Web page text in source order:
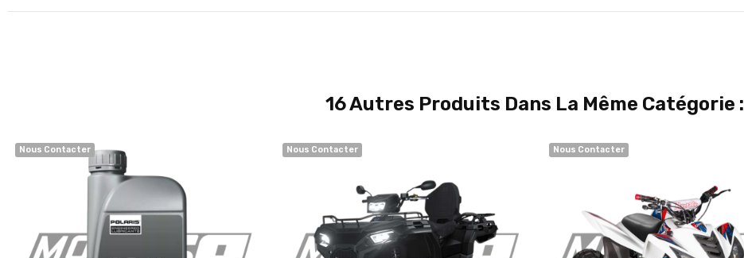
16 Autres Produits Dans La Même Catégorie :
Nous Contacter Nous Contacter Nous Contacter